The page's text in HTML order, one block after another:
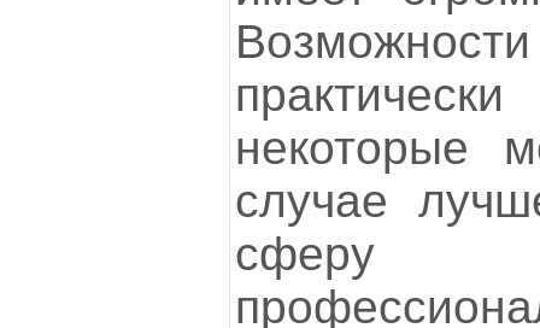
некоторые
случае
сферу